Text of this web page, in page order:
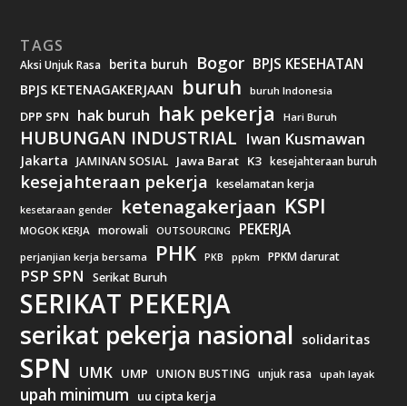
TAGS
Aksi Unjuk Rasa berita buruh Bogor BPJS KESEHATAN
BPJS KETENAGAKERJAAN buruh buruh Indonesia
DPP SPN hak buruh hak pekerja Hari Buruh
HUBUNGAN INDUSTRIAL Iwan Kusmawan
Jakarta JAMINAN SOSIAL Jawa Barat K3 kesejahteraan buruh
kesejahteraan pekerja keselamatan kerja
kesetaraan gender ketenagakerjaan KSPI
MOGOK KERJA morowali OUTSOURCING PEKERJA
perjanjian kerja bersama PHK PKB ppkm PPKM darurat
PSP SPN Serikat Buruh
SERIKAT PEKERJA
serikat pekerja nasional solidaritas
SPN UMK UMP UNION BUSTING unjuk rasa upah layak
upah minimum uu cipta kerja